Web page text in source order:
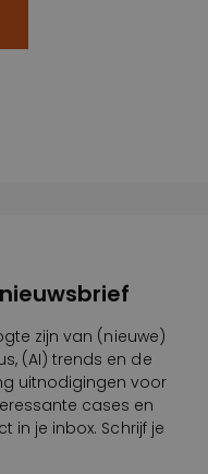
zijn van (nieuwe)
(AI) trends en de
uitnodigingen voor
cases en
in je inbox. Schrijf je